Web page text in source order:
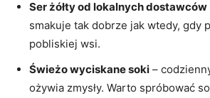
Ser żółty od lokalnych dostawców
smakuje tak dobrze jak wtedy, gdy
pobliskiej wsi.
Świeżo wyciskane soki –
ożywia zmysły. Warto spróbować